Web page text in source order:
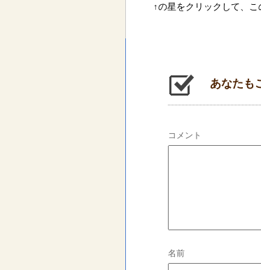
↑の星をクリックして、こ
あなたも
コメント
名前